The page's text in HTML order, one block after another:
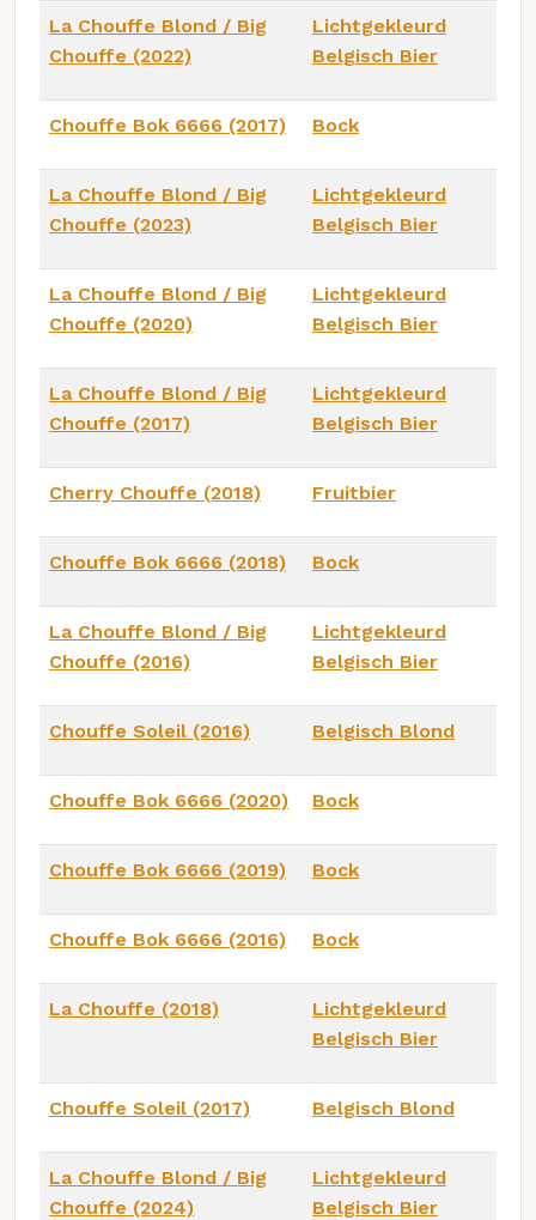
La Chouffe Blond / Big
Chouffe (2022)
Lichtgekleurd
Belgisch Bier
Chouffe Bok 6666 (2017) Bock
La Chouffe Blond / Big
Chouffe (2023)
Lichtgekleurd
Belgisch Bier
La Chouffe Blond / Big
Chouffe (2020)
Lichtgekleurd
Belgisch Bier
La Chouffe Blond / Big
Chouffe (2017)
Lichtgekleurd
Belgisch Bier
Cherry Chouffe (2018) Fruitbier
Chouffe Bok 6666 (2018) Bock
La Chouffe Blond / Big
Chouffe (2016)
Lichtgekleurd
Belgisch Bier
Chouffe Soleil (2016) Belgisch Blond
Chouffe Bok 6666 (2020) Bock
Chouffe Bok 6666 (2019) Bock
Chouffe Bok 6666 (2016) Bock
La Chouffe (2018)
Lichtgekleurd
Belgisch Bier
Chouffe Soleil (2017) Belgisch Blond
La Chouffe Blond / Big
Chouffe (2024)
Lichtgekleurd
Belgisch Bier